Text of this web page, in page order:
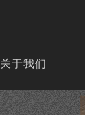
关于我们